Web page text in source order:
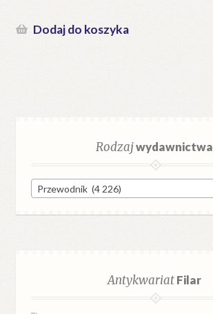
Dodaj do koszyka
Rodzajwydawnictwa
Przewodnik (4 226)
AntykwariatFilar